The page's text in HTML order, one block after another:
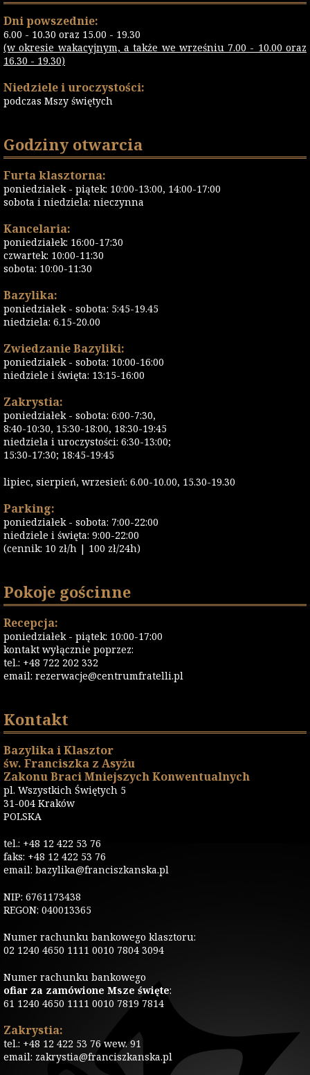
Dni powszednie:
6.00 - 10.30 oraz 15.00 - 19.30
(w okresie wakacyjnym, a także we wrześniu 7.00 - 10.00 oraz
16.30 - 19.30)
Niedziele i uroczystości:
podczas Mszy świętych
Godziny otwarcia
Furta klasztorna:
poniedziałek - piątek: 10:00-13:00, 14:00-17:00
sobota i niedziela: nieczynna
Kancelaria:
poniedziałek: 16:00-17:30
czwartek: 10:00-11:30
sobota: 10:00-11:30
Bazylika:
poniedziałek - sobota: 5:45-19.45
niedziela: 6.15-20.00
Zwiedzanie Bazyliki:
poniedziałek - sobota: 10:00-16:00
niedziele i święta: 13:15-16:00
Zakrystia:
poniedziałek - sobota: 6:00-7:30,
8:40-10:30, 15:30-18:00, 18:30-19:45
niedziela i uroczystości: 6:30-13:00;
15:30-17:30; 18:45-19:45
lipiec, sierpień, wrzesień: 6.00-10.00, 15.30-19.30
Parking:
poniedziałek - sobota: 7:00-22:00
niedziele i święta: 9:00-22:00
(cennik: 10 zł/h | 100 zł/24h)
Pokoje gościnne
Recepcja:
poniedziałek - piątek: 10:00-17:00
kontakt wyłącznie poprzez:
tel.: +48 722 202 332
email: rezerwacje@centrumfratelli.pl
Kontakt
Bazylika i Klasztor
św. Franciszka z Asyżu
Zakonu Braci Mniejszych Konwentualnych
pl. Wszystkich Świętych 5
31-004 Kraków
POLSKA
tel.: +48 12 422 53 76
faks: +48 12 422 53 76
email: bazylika@franciszkanska.pl
NIP: 6761173438
REGON: 040013365
Numer rachunku bankowego klasztoru:
02 1240 4650 1111 0010 7804 3094
Numer rachunku bankowego
ofiar za zamówione Msze święte:
61 1240 4650 1111 0010 7819 7814
Zakrystia:
tel.: +48 12 422 53 76 wew. 91
email: zakrystia@franciszkanska.pl